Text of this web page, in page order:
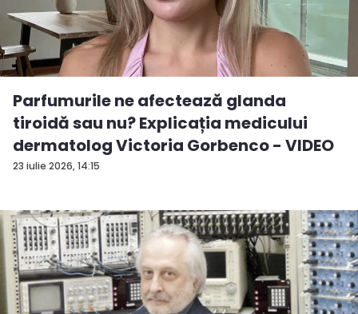
23 iulie 2026, 14:15
Parfumurile ne afectează glanda
tiroidă sau nu? Explicația medicului
dermatolog Victoria Gorbenco - VIDEO